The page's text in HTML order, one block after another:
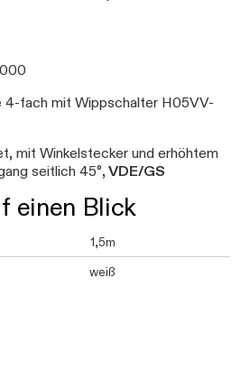
4-fach mit Wippschalter H05VV-
mit Winkelstecker und erhöhtem
seitlich 45°, VDE/GS
einen Blick
1,5m
weiß